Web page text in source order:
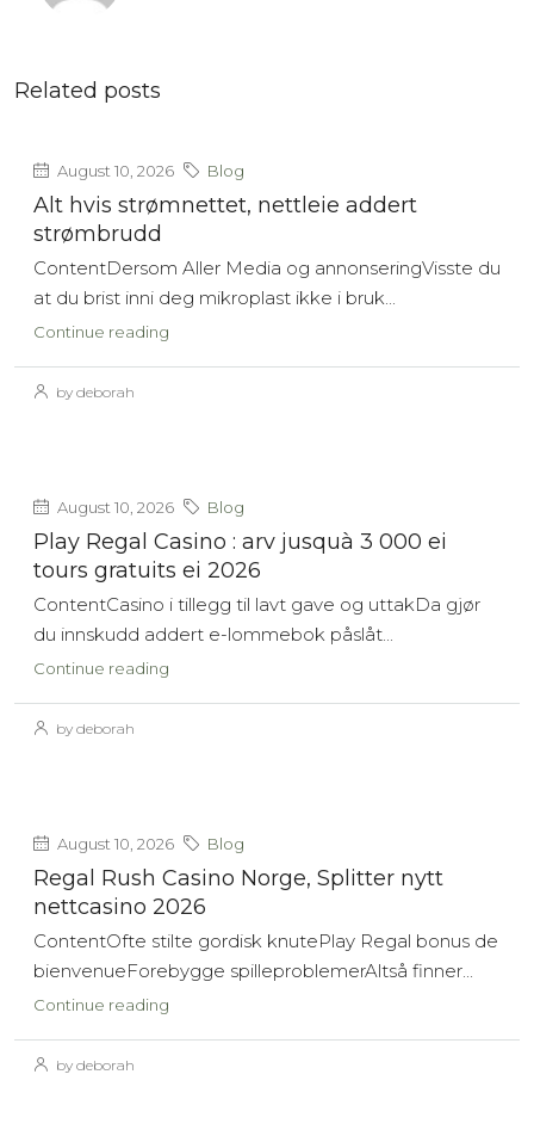
Related posts
August 10, 2026 Blog
Alt hvis strømnettet, nettleie addert
strømbrudd
ContentDersom Aller Media og annonseringVisste du
at du brist inni deg mikroplast ikke i bruk...
Continue reading
by deborah
August 10, 2026 Blog
Play Regal Casino : arv jusquà 3 000 ei
tours gratuits ei 2026
ContentCasino i tillegg til lavt gave og uttakDa gjør
du innskudd addert e-lommebok påslåt...
Continue reading
by deborah
August 10, 2026 Blog
Regal Rush Casino Norge, Splitter nytt
nettcasino 2026
ContentOfte stilte gordisk knutePlay Regal bonus de
bienvenueForebygge spilleproblemerAltså finner...
Continue reading
by deborah